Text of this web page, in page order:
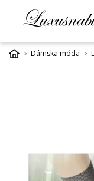
Dámska móda